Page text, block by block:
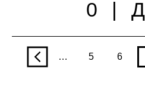
0 |
p … 5 6